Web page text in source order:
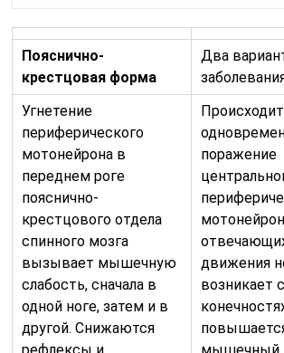
Пояснично-
крестцовая форма
Два
Угнетение
периферического
мотонейрона в
переднем роге
пояснично-
крестцового отдела
спинного мозга
вызывает мышечную
слабость, сначала в
одной ноге, затем и в
другой. Снижаются
Происходит
поражение
движения
возникает